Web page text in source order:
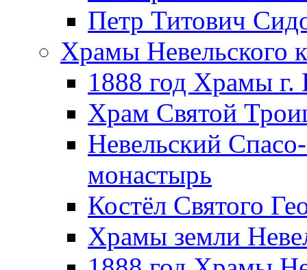
Петр Титович
Храмы Невельского
1888 год Храмы г.
Храм Святой
Невельский
монастырь
Костёл Святого
Храмы земли